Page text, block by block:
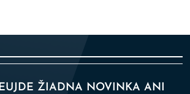
ŽIADNA NOVINKA ANI